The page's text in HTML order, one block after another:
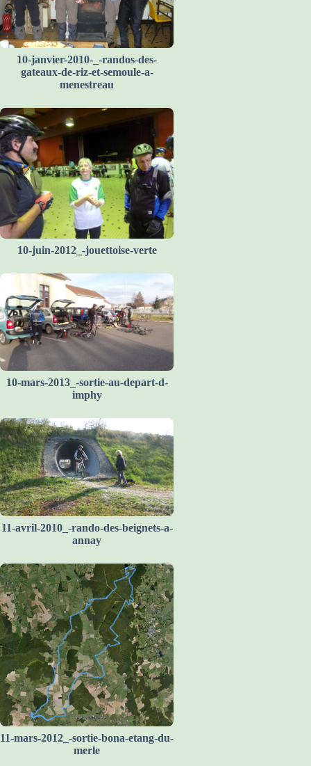
10-janvier-2010-_-randos-des-
gateaux-de-riz-et-semoule-a-
menestreau
10-juin-2012_-jouettoise-verte
10-mars-2013_-sortie-au-depart-d-
imphy
11-avril-2010_-rando-des-beignets-a-
annay
11-mars-2012_-sortie-bona-etang-du-
merle